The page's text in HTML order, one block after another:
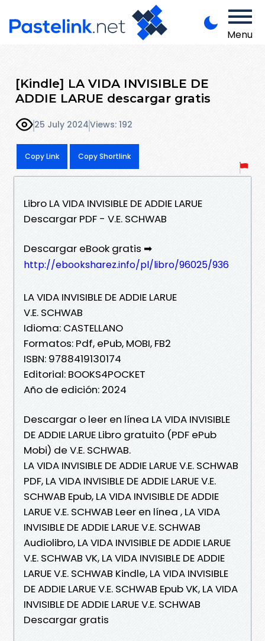
Menu
[Kindle] LA VIDA INVISIBLE DE
ADDIE LARUE descargar gratis
25 July 2024Views: 192
Copy Link Copy Shortlink
Libro LA VIDA INVISIBLE DE ADDIE LARUE
Descargar PDF - V.E. SCHWAB
Descargar eBook gratis ➡
http://ebooksharez.info/pl/libro/96025/936
LA VIDA INVISIBLE DE ADDIE LARUE
V.E. SCHWAB
Idioma: CASTELLANO
Formatos: Pdf, ePub, MOBI, FB2
ISBN: 9788419130174
Editorial: BOOKS4POCKET
Año de edición: 2024
Descargar o leer en línea LA VIDA INVISIBLE
DE ADDIE LARUE Libro gratuito (PDF ePub
Mobi) de V.E. SCHWAB.
LA VIDA INVISIBLE DE ADDIE LARUE V.E. SCHWAB
PDF, LA VIDA INVISIBLE DE ADDIE LARUE V.E.
SCHWAB Epub, LA VIDA INVISIBLE DE ADDIE
LARUE V.E. SCHWAB Leer en línea , LA VIDA
INVISIBLE DE ADDIE LARUE V.E. SCHWAB
Audiolibro, LA VIDA INVISIBLE DE ADDIE LARUE
V.E. SCHWAB VK, LA VIDA INVISIBLE DE ADDIE
LARUE V.E. SCHWAB Kindle, LA VIDA INVISIBLE
DE ADDIE LARUE V.E. SCHWAB Epub VK, LA VIDA
INVISIBLE DE ADDIE LARUE V.E. SCHWAB
Descargar gratis